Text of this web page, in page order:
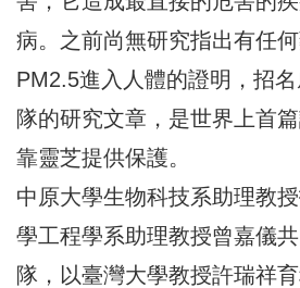
病。之前尚無研究指出有任
PM2.5進入人體的證明，招
隊的研究文章，是世界上首
靠靈芝提供保護。
中原大學生物科技系助理教
學工程學系助理教授曾嘉儀
隊，以臺灣大學教授許瑞祥